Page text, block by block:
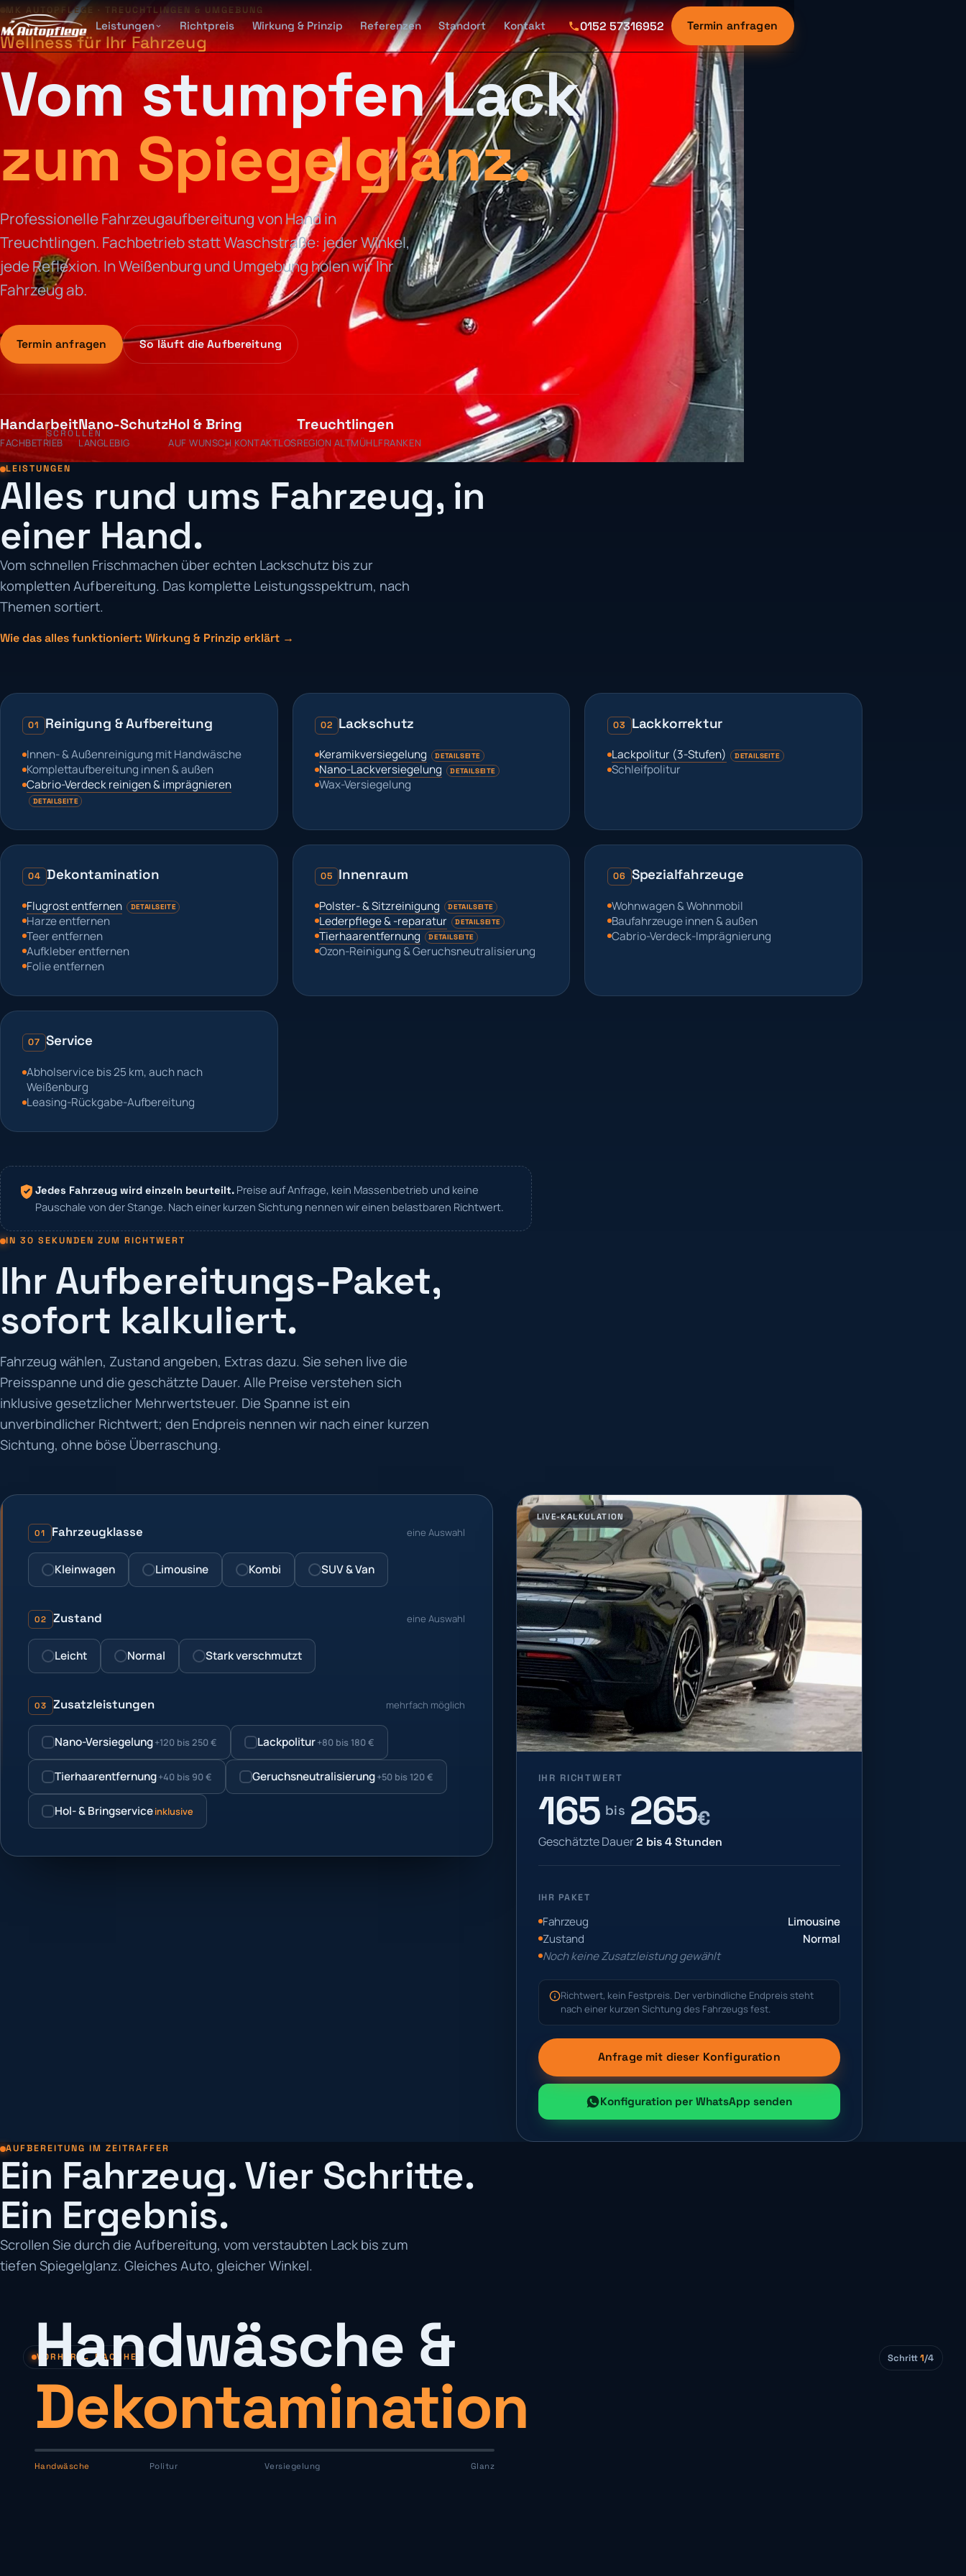
Leistungen Richtpreis Wirkung & Prinzip Referenzen Standort Kontakt 0152 57316952 Termin anfragen
MK AUTOPFLEGE · TREUCHTLINGEN & UMGEBUNG
Wellness für Ihr Fahrzeug
Vom stumpfen Lack
zum Spiegelglanz.
Professionelle Fahrzeugaufbereitung von Hand in
Treuchtlingen. Fachbetrieb statt Waschstraße: jeder Winkel,
jede Reflexion. In Weißenburg und Umgebung holen wir Ihr
Fahrzeug ab.
Termin anfragen So läuft die Aufbereitung
Handarbeit
FACHBETRIEB
Nano-Schutz
LANGLEBIG
Hol & Bring
AUF WUNSCH KONTAKTLOS
Treuchtlingen
REGION ALTMÜHLFRANKEN
SCROLLEN
LEISTUNGEN
Alles rund ums Fahrzeug, in
einer Hand.
Vom schnellen Frischmachen über echten Lackschutz bis zur
kompletten Aufbereitung. Das komplette Leistungsspektrum, nach
Themen sortiert.
Wie das alles funktioniert: Wirkung & Prinzip erklärt →
01 Reinigung & Aufbereitung
Innen- & Außenreinigung mit Handwäsche
Komplettaufbereitung innen & außen
Cabrio-Verdeck reinigen & imprägnieren
DETAILSEITE
02 Lackschutz
Keramikversiegelung DETAILSEITE
Nano-Lackversiegelung DETAILSEITE
Wax-Versiegelung
03 Lackkorrektur
Lackpolitur (3-Stufen) DETAILSEITE
Schleifpolitur
04 Dekontamination
Flugrost entfernen DETAILSEITE
Harze entfernen
Teer entfernen
Aufkleber entfernen
Folie entfernen
05 Innenraum
Polster- & Sitzreinigung DETAILSEITE
Lederpflege & -reparatur DETAILSEITE
Tierhaarentfernung DETAILSEITE
Ozon-Reinigung & Geruchsneutralisierung
06 Spezialfahrzeuge
Wohnwagen & Wohnmobil
Baufahrzeuge innen & außen
Cabrio-Verdeck-Imprägnierung
07 Service
Abholservice bis 25 km, auch nach
Weißenburg
Leasing-Rückgabe-Aufbereitung
Jedes Fahrzeug wird einzeln beurteilt. Preise auf Anfrage, kein Massenbetrieb und keine
Pauschale von der Stange. Nach einer kurzen Sichtung nennen wir einen belastbaren Richtwert.
IN 30 SEKUNDEN ZUM RICHTWERT
Ihr Aufbereitungs-Paket,
sofort kalkuliert.
Fahrzeug wählen, Zustand angeben, Extras dazu. Sie sehen live die
Preisspanne und die geschätzte Dauer. Alle Preise verstehen sich
inklusive gesetzlicher Mehrwertsteuer. Die Spanne ist ein
unverbindlicher Richtwert; den Endpreis nennen wir nach einer kurzen
Sichtung, ohne böse Überraschung.
01 Fahrzeugklasse eine Auswahl
Kleinwagen Limousine Kombi SUV & Van
02 Zustand eine Auswahl
Leicht Normal Stark verschmutzt
03 Zusatzleistungen mehrfach möglich
Nano-Versiegelung+120 bis 250 € Lackpolitur+80 bis 180 €
Tierhaarentfernung+40 bis 90 € Geruchsneutralisierung+50 bis 120 €
Hol- & Bringserviceinklusive
LIVE-KALKULATION
IHR RICHTWERT
165 bis 265€
Geschätzte Dauer2 bis4Stunden
IHR PAKET
Fahrzeug
Limousine
Zustand
Normal
Noch keine Zusatzleistung gewählt
Richtwert, kein Festpreis. Der verbindliche Endpreis steht
nach einer kurzen Sichtung des Fahrzeugs fest.
Anfrage mit dieser Konfiguration
Konfiguration per WhatsApp senden
AUFBEREITUNG IM ZEITRAFFER
Ein Fahrzeug. Vier Schritte.
Ein Ergebnis.
Scrollen Sie durch die Aufbereitung, vom verstaubten Lack bis zum
tiefen Spiegelglanz. Gleiches Auto, gleicher Winkel.
VORHER → NACHHER Schritt1/4
Handwäsche &
Dekontamination
Handwäsche Politur Versiegelung Glanz